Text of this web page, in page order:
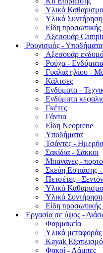
Υλικά
Υλικά
Είδη προσωπικής
Αξεσουάρ
Ρουχισμός - Υποδήματα
Αξεσουάρ
Ρούχα - Ενδύματα
Γυαλιά ηλίου -
Κάλτσες
Ενδύματα -
Ενδύματα
Γκέτες
Γάντια
Είδη Neoprene
Υποδήματα
Τσάντες -
Σακίδια - Σάκκοι
Μπανάνες -
Σκεύη Εστιάσης
Πετσέτες -
Υλικά
Υλικά
Είδη προσωπικής
Εργασία σε ύψος -
Φαρμακεία
Υλικά μεταφοράς
Kayak
Φακοί - Λάμπες